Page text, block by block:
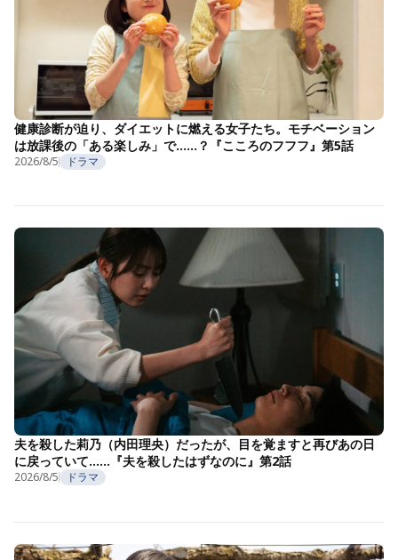
健康診断が迫り、ダイエットに燃える女子たち。モチベーション
は放課後の「ある楽しみ」で……？『こころのフフフ』第5話
2026/8/5 ドラマ
夫を殺した莉乃（内田理央）だったが、目を覚ますと再びあの日
に戻っていて……『夫を殺したはずなのに』第2話
2026/8/5 ドラマ